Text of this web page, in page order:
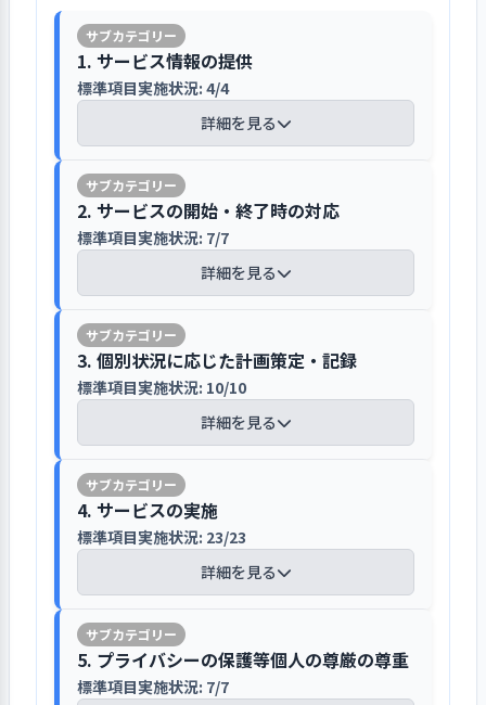
ご入居者に「今まいります」と対応、しばし
ご入居者が落ち着かれる。所在なさげなご入
居者に乾いたタオルを持った職員が近寄る。
「お手伝いお願いしてもよろしいですか」と
声を掛けるとご入居者が「はいはい」と応じ
手際よく作業に参加、職員は時々「有難うご
ざいます」と謝意を伝えている。ご入居者は
満足そうな表情を浮かべられた。
選定した場面から評価機関が読み取った利用
者の気持ちの変化
ホームのご入居者は開設時に比べると心身共
に更に個別性の高い細やかな支援が必要な状
況に変化していることが伺えた。歩き回りや
繰り返し行動のある方が多いが、職員の其々
は温かく落ち着いている。瞬間であってもご
入居者の気持ちが落ち着く声掛け、スキンシ
ップ等が工夫され、動き回る方の行動傾向や
廊下のソファーやリクライニングチェア等ご
入居者の其々が落ち着ける場所を把握した支
方、一つひとつの行動に声掛けが必要な方へ
出来る能力を活かした家事参加、やって頂い
たことへの感謝で自信を持っていただく支援
1. サービス情報の提供
標準項目実施状況: 4/4
詳細を見る
【講評】
高齢者の「健やかなる老い」の実現に
必要な家庭的環境としての発信をして
いる
法人ホームぺージには法人基本理念の
「健やかなる老い」について、”老いる
ことは病でない。住み慣れた土地で、
家族や友人にかこまれて老い、そして
看取られたいという願望の実現に家庭
的環境、ご家族、地域の方々等と共に
高齢者の生活自立の支援・援助をす
る”と述べている。事業所はショートス
テイを併設、介護事業連携でより長く
安心してご利用頂ける事業構造として
検索サイトも活用、来訪された方には
３つ折りパンフを用意、木目調の落ち
着いた環境を紹介している。
2. サービスの開始・終了時の対応
標準項目実施状況: 7/7
詳細を見る
【講評】
入居前および契約時に重要事項および
サービス内容の説明を行い同意を得て
いる
空室の折は待機者リストから順次入居
意思を確認、入居内定後、ご自宅等を
訪問して入居前面談を行っている。ご
入居者の心身の状況、入居後の暮らし
への要望を丁寧に再度聞き取り、担当
されているケアマネからの情報とあわ
せ「ニーズアセスメント」に記録、入
居時のケアプランに繋げている。サー
3. 個別状況に応じた計画策定・記録
標準項目実施状況: 10/10
詳細を見る
【講評】
サービス提供を月次モニタリング、生
活介護計画書策定、更新の手順マニュ
アルがある
「経過記録」「週間健康管理表」「週
間サービス計画表・日課表」等と月次
のモニタリングを実施、サービス提供
4. サービスの実施
標準項目実施状況: 23/23
詳細を見る
1．認知症対応型共同生活介護計画に基づい
5. プライバシーの保護等個人の尊厳の尊重
標準項目実施状況: 7/7